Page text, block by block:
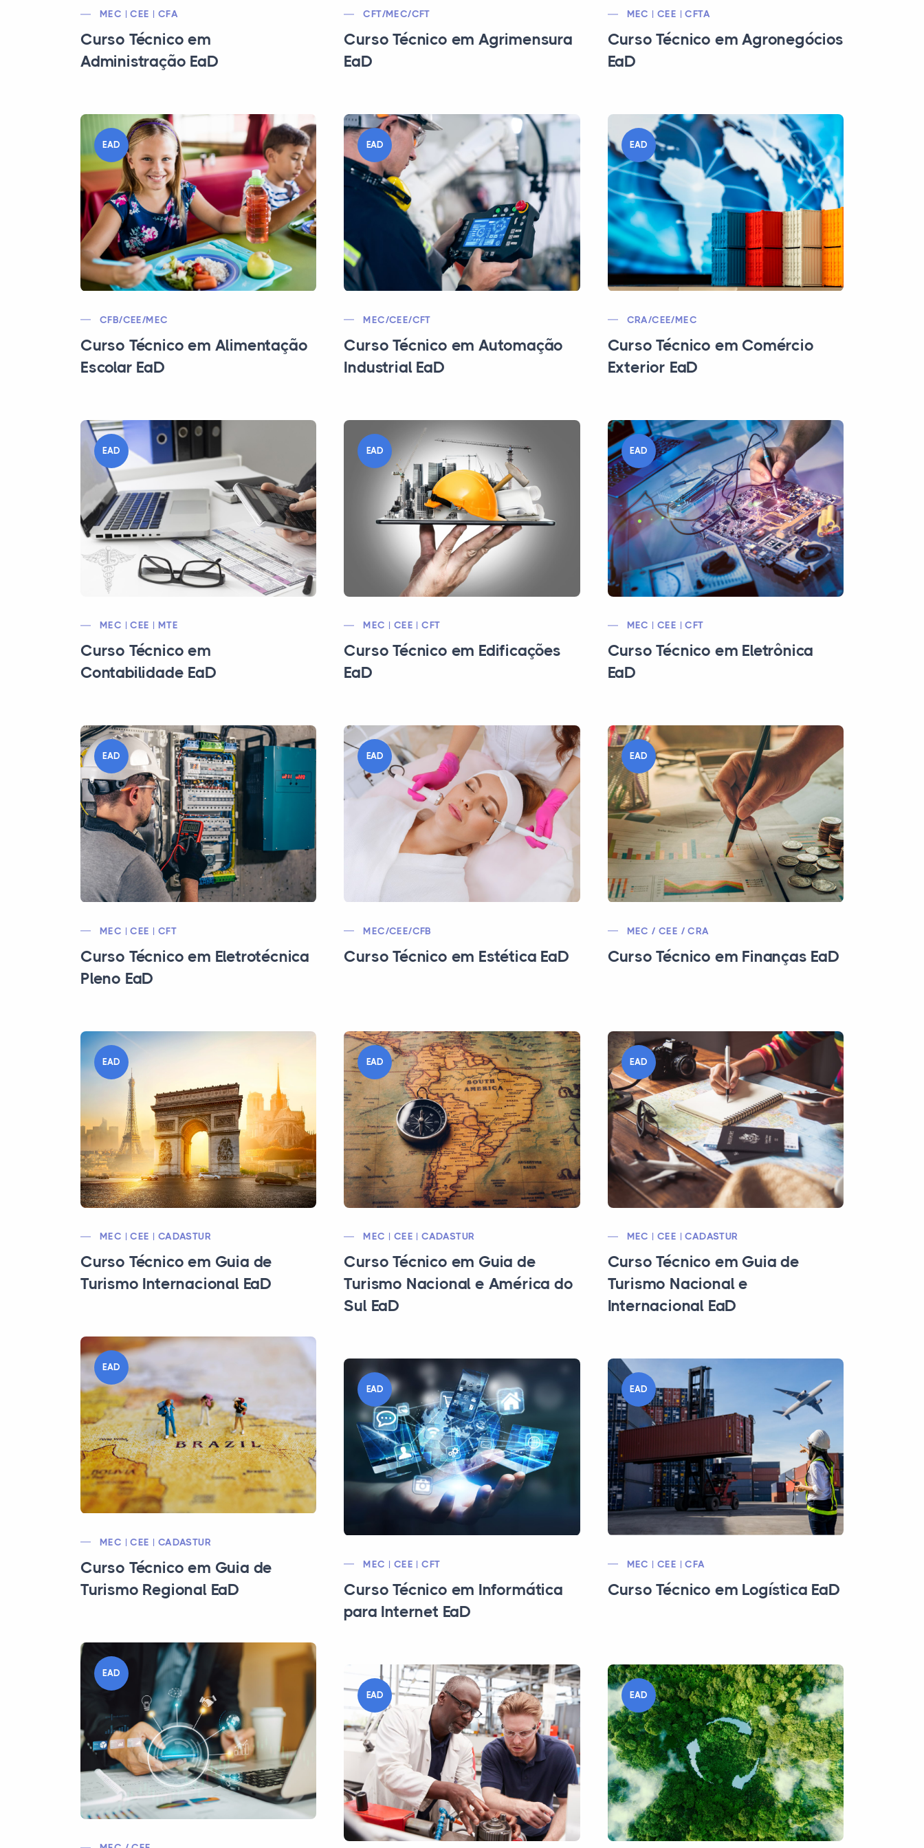
MEC | CEE | CFA
Curso Técnico em
Administração EaD
CFT/MEC/CFT
Curso Técnico em Agrimensura
EaD
MEC | CEE | CFTA
Curso Técnico em Agronegócios
EaD
EAD
CFB/CEE/MEC
Curso Técnico em Alimentação
Escolar EaD
EAD
MEC/CEE/CFT
Curso Técnico em Automação
Industrial EaD
EAD
CRA/CEE/MEC
Curso Técnico em Comércio
Exterior EaD
EAD
MEC | CEE | MTE
Curso Técnico em
Contabilidade EaD
EAD
MEC | CEE | CFT
Curso Técnico em Edificações
EaD
EAD
MEC | CEE | CFT
Curso Técnico em Eletrônica
EaD
EAD
MEC | CEE | CFT
Curso Técnico em Eletrotécnica
Pleno EaD
EAD
MEC/CEE/CFB
Curso Técnico em Estética EaD
EAD
MEC / CEE / CRA
Curso Técnico em Finanças EaD
EAD
MEC | CEE | CADASTUR
Curso Técnico em Guia de
Turismo Internacional EaD
EAD
MEC | CEE | CADASTUR
Curso Técnico em Guia de
Turismo Nacional e América do
Sul EaD
EAD
MEC | CEE | CADASTUR
Curso Técnico em Guia de
Turismo Nacional e
Internacional EaD
EAD
MEC | CEE | CADASTUR
Curso Técnico em Guia de
Turismo Regional EaD
EAD
MEC | CEE | CFT
Curso Técnico em Informática
para Internet EaD
EAD
MEC | CEE | CFA
Curso Técnico em Logística EaD
EAD
EAD EAD